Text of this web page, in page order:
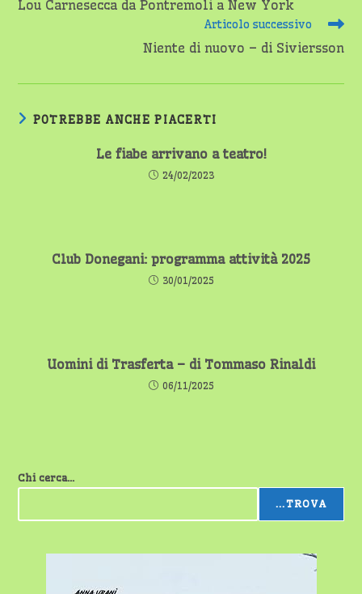
articoli
Lou Carnesecca da Pontremoli a New York
Articolo successivo
Niente di nuovo – di Siviersson
POTREBBE ANCHE PIACERTI
Le fiabe arrivano a teatro!
24/02/2023
Club Donegani: programma attività 2025
30/01/2025
Uomini di Trasferta – di Tommaso Rinaldi
06/11/2025
Chi cerca...
...TROVA